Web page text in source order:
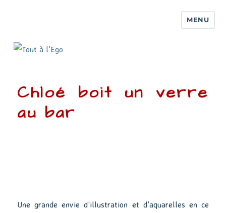
MENU
Chloé boit un verre
au bar
Une grande envie d’illustration et d’aquarelles en ce